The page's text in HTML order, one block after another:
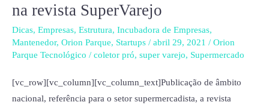
na revista SuperVarejo
Dicas, Empresas, Estrutura, Incubadora de Empresas,
Mantenedor, Orion Parque, Startups / abril 29, 2021 / Orion
Parque Tecnológico / coletor pró, super varejo, Supermercado
[vc_row][vc_column][vc_column_text]Publicação de âmbito
nacional, referência para o setor supermercadista, a revista
Softecsul,
é
destaque
revista
SuperVarejo